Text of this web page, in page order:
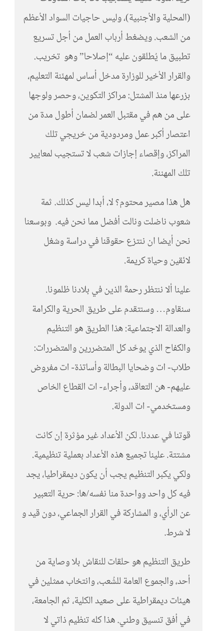
(المحلية والأجنبية)، وليس حاجيات السواد الأعظم
من الشعب. ويضغط أرباب العمل من أجل تسريع
تطبيق ما يُطلقون عليه “إصلاحا” وهو تخريب.
والقرار الأخير للوزارة مدخل أساس لمهنَنة التعليم،
بزرعها منذ المشتل: مراكز التكوين، وحصر ولوجها
على من هم في مقتبل العمر لضمان أطول مدة من
اعتصار أكبر عمل ومردودية من خريجي تلك
المراكز، وإقصاء إجازات شعب لا تستجيب لمعايير
تلك المهننة.
هل هذا مصير محتوم؟ لا، أبدا ليس كذلك. ثمة
شعوب ناضلت ونالت أفضل مما نحن فيه. وبوسعنا
نحن أيضا ان ننتزع حقوقنا في دراسة وشغل
لائقين وحياة كريمة.
علينا ألا ننتظر رحمةَ الذين في بلادنا ظلمونا.
سنقاوم… وسنتقدم على طريق الحرية والكرامة
والعدالة الاجتماعية: هذا الطريق هو التنظيم
والكفاح الذي يوحِّد كل المتضررين والمتضررات:
طلاب- ات وضحايا البطالة وأساتذة- ات مفروض
عليهم- هن التعاقد، وأجراء- ات القطاع الخاص
ومستخدمي- ات الدولة.
قوتنا في عددنا. لكن الأعداد غير مؤثرة إن كانت
مشتتة. علينا تجميع هذه الأعداد بعملية تنظيمية.
ولكي يكبر التنظيم يجب أن يكون ديمقراطيا، يجد
فيه كل واحد وواحدة منا نفسه/ها: حرية التعبير
عن الرأي، و المشاركة في القرار الجماعي، دون قيد و
لا شرط.
طريق التنظيم هو حلقات للنقاش بلا وصاية من
أحد، والجموع العامة للشُعب، وانتخاب ممثلين في
هيئات ديمقراطية على صعيد الكلية، ثم الجامعة،
في أفق تنسيق وطني. هذا كله تنظيم ذاتي لا